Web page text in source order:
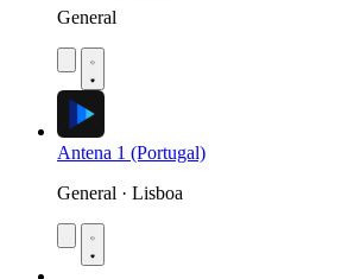
General
Antena 1 (Portugal)
General · Lisboa